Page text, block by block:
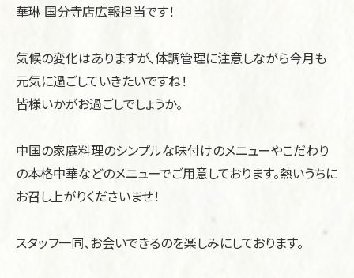
華琳 国分寺店広報担当です！
気候の変化はありますが、体調管理に注意しながら今月も
元気に過ごしていきたいですね！
皆様いかがお過ごしでしょうか。
中国の家庭料理のシンプルな味付けのメニューやこだわり
の本格中華などのメニューでご用意しております。熱いうちに
お召し上がりくださいませ！
スタッフ一同、お会いできるのを楽しみにしております。